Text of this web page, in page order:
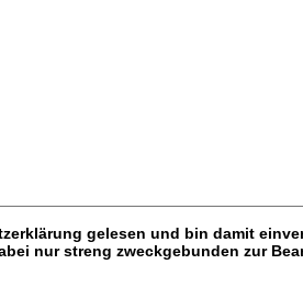
nur streng zweckgebunden zur